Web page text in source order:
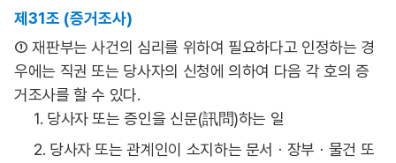
제31조 (증거조사)
① 재판부는 사건의 심리를 위하여 필요하다고 인정하는 경
우에는 직권 또는 당사자의 신청에 의하여 다음 각 호의 증
거조사를 할 수 있다.
1. 당사자 또는 증인을 신문(訊問)하는 일
2. 당사자 또는 관계인이 소지하는 문서ㆍ장부ㆍ물건 또